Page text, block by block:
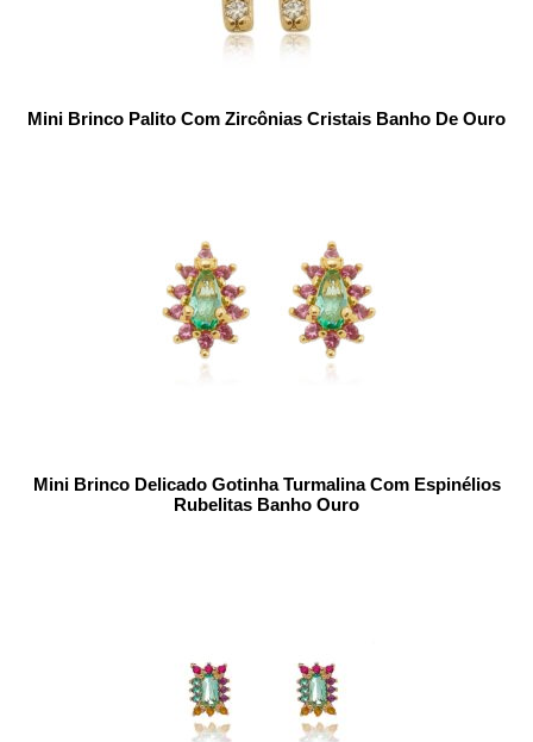
Mini Brinco Palito Com Zircônias Cristais Banho De Ouro
Mini Brinco Delicado Gotinha Turmalina Com Espinélios
Rubelitas Banho Ouro